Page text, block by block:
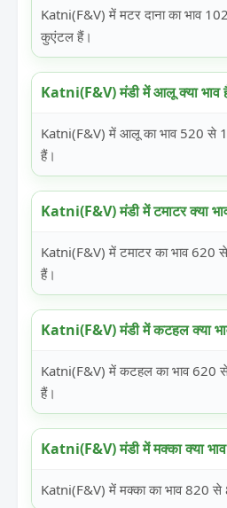
Katni(F&V) में मटर दाना का भाव
कुएंटल हैं।
Katni(F&V) मंडी में आलू क्या भाव
Katni(F&V) में आलू का भाव 520 से
हैं।
Katni(F&V) मंडी में टमाटर क्या
Katni(F&V) में टमाटर का भाव 620
हैं।
Katni(F&V) मंडी में कटहल क्या
Katni(F&V) में कटहल का भाव 620
हैं।
Katni(F&V) मंडी में मक्का क्या
Katni(F&V) में मक्का का भाव 820